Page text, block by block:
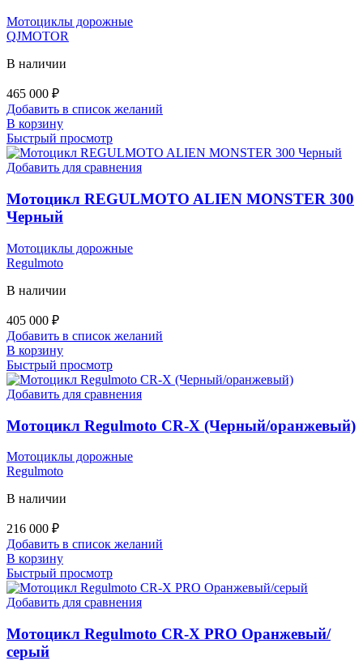
Мотоциклы дорожные
QJMOTOR
В наличии
465 000 ₽
Добавить в список желаний
В корзину
Быстрый просмотр
Добавить для сравнения
Мотоцикл REGULMOTO ALIEN MONSTER 300
Черный
Мотоциклы дорожные
Regulmoto
В наличии
405 000 ₽
Добавить в список желаний
В корзину
Быстрый просмотр
Добавить для сравнения
Мотоцикл Regulmoto CR-X (Черный/оранжевый)
Мотоциклы дорожные
Regulmoto
В наличии
216 000 ₽
Добавить в список желаний
В корзину
Быстрый просмотр
Добавить для сравнения
Мотоцикл Regulmoto CR-X PRO Оранжевый/
серый